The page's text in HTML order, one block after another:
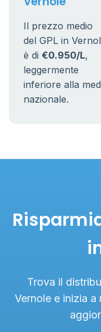
Il prezzo medio
del GPL in
è di €0.950/L,
leggermente
inferiore alla
nazionale.
Trova il
Vernole e inizia